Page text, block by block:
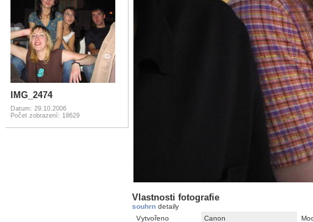
IMG_2474
Datum: 29.10.2006
Počet zobrazení: 18629
Vlastnosti fotografie
souhrn detaily
Vytvořeno
Canon